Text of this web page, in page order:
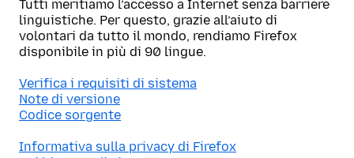
Tutti meritiamo l’accesso a Internet senza barriere
linguistiche. Per questo, grazie all’aiuto di
volontari da tutto il mondo, rendiamo Firefox
disponibile in più di 90 lingue.
Verifica i requisiti di sistema
Note di versione
Codice sorgente
Informativa sulla privacy di Firefox